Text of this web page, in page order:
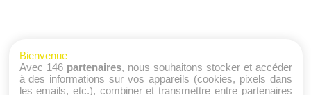
Bienvenue
Avec 146 partenaires, nous souhaitons stocker et accéder
à des informations sur vos appareils (cookies, pixels dans
les emails, etc.), combiner et transmettre entre partenaires